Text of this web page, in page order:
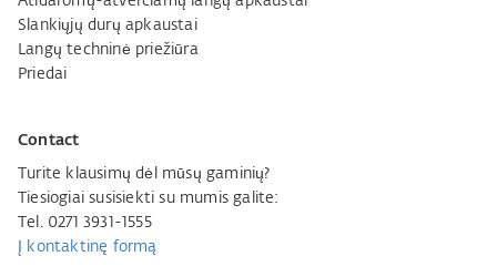
Slankiųjų durų apkaustai
Langų techninė priežiūra
Priedai
Contact
Turite klausimų dėl mūsų gaminių?
Tiesiogiai susisiekti su mumis galite:
Tel. 0271 3931-1555
Į kontaktinę formą